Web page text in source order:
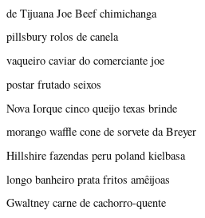
de Tijuana Joe Beef chimichanga
pillsbury rolos de canela
vaqueiro caviar do comerciante joe
postar frutado seixos
Nova Iorque cinco queijo texas brinde
morango waffle cone de sorvete da Breyer
Hillshire fazendas peru poland kielbasa
longo banheiro prata fritos amêijoas
Gwaltney carne de cachorro-quente